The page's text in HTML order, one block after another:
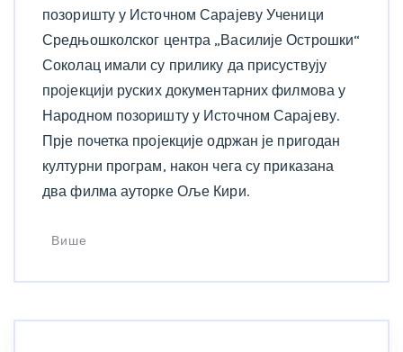
позоришту у Источном Сарајеву Ученици
Средњошколског центра „Василије Острошки“
Соколац имали су прилику да присуствују
пројекцији руских документарних филмова у
Народном позоришту у Источном Сарајеву.
Прје почетка пројекције одржан је пригодан
културни програм, након чега су приказана
два филма ауторке Оље Кири.
Више